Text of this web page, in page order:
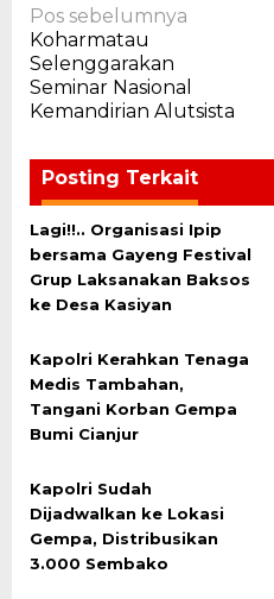
Navigasi
pos
Pos sebelumnya
Koharmatau
Selenggarakan
Seminar Nasional
Kemandirian Alutsista
Posting Terkait
Lagi!!.. Organisasi Ipip
bersama Gayeng Festival
Grup Laksanakan Baksos
ke Desa Kasiyan
Kapolri Kerahkan Tenaga
Medis Tambahan,
Tangani Korban Gempa
Bumi Cianjur
Kapolri Sudah
Dijadwalkan ke Lokasi
Gempa, Distribusikan
3.000 Sembako